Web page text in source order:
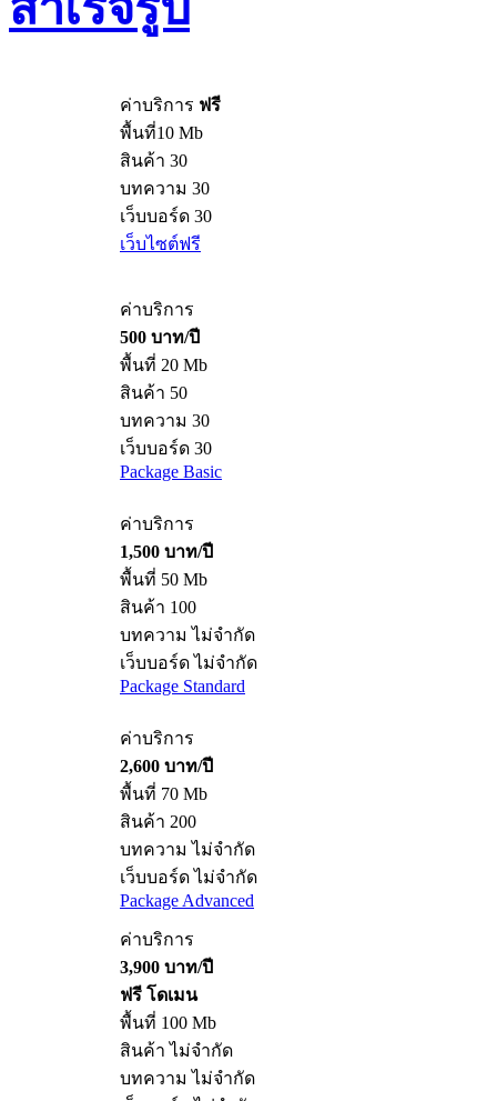
ค่าบริการ ฟรี
พื้นที่10 Mb
สินค้า 30
บทความ 30
เว็บบอร์ด 30
เว็บไซต์ฟรี
ค่าบริการ
500 บาท/ปี
พื้นที่ 20 Mb
สินค้า 50
บทความ 30
เว็บบอร์ด 30
Package Basic
ค่าบริการ
1,500 บาท/ปี
พื้นที่ 50 Mb
สินค้า 100
บทความ ไม่จำกัด
เว็บบอร์ด ไม่จำกัด
Package Standard
ค่าบริการ
2,600 บาท/ปี
พื้นที่ 70 Mb
สินค้า 200
บทความ ไม่จำกัด
เว็บบอร์ด ไม่จำกัด
Package Advanced
ค่าบริการ
3,900 บาท/ปี
ฟรี โดเมน
พื้นที่ 100 Mb
สินค้า ไม่จำกัด
บทความ ไม่จำกัด